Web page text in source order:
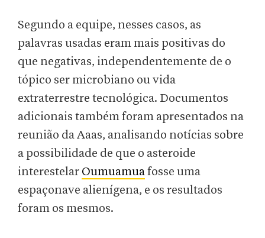
Segundo a equipe, nesses casos, as
palavras usadas eram mais positivas do
que negativas, independentemente de o
tópico ser microbiano ou vida
extraterrestre tecnológica. Documentos
adicionais também foram apresentados na
reunião da Aaas, analisando notícias sobre
a possibilidade de que o asteroide
interestelar Oumuamuafosse uma
espaçonave alienígena, e os resultados
foram os mesmos.